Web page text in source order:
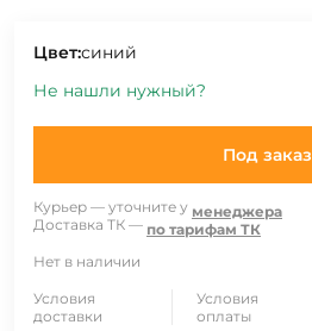
Цвет:синий
Не нашли нужный?
Под заказ
Курьер — уточните у менеджера
Доставка ТК — по тарифам ТК
Нет в наличии
Условия
доставки
Условия
оплаты